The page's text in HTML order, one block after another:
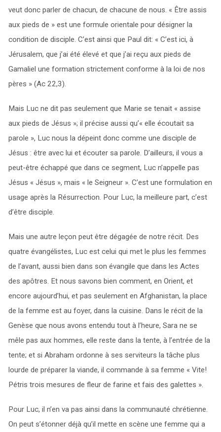
veut donc parler de chacun, de chacune de nous. « Être assis
aux pieds de » est une formule orientale pour désigner la
condition de disciple. C’est ainsi que Paul dit: « C’est ici, à
Jérusalem, que j’ai été élevé et que j’ai reçu aux pieds de
Gamaliel une formation strictement conforme à la loi de nos
pères » (Ac 22,3).
Mais Luc ne dit pas seulement que Marie se tenait « assise
aux pieds de Jésus »; il précise aussi qu’« elle écoutait sa
parole », Luc nous la dépeint donc comme une disciple de
Jésus : être avec lui et écouter sa parole. D’ailleurs, il vous a
peut-être échappé que dans ce segment, Luc n’appelle pas
Jésus « Jésus », mais « le Seigneur ». C’est une formulation en
usage après la Résurrection. Pour Luc, la meilleure part, c’est
d’être disciple.
Mais une autre leçon peut être dégagée de notre récit. Des
quatre évangélistes, Luc est celui qui met le plus les femmes
de l’avant, aussi bien dans son évangile que dans les Actes
des apôtres. Et nous savons bien comment, en Orient, et
encore aujourd’hui, et pas seulement en Afghanistan, la place
de la femme est au foyer, dans la cuisine. Dans le récit de la
Genèse que nous avons entendu tout à l’heure, Sara ne se
mêle pas aux hommes, elle reste dans la tente, à l’entrée de la
tente; et si Abraham ordonne à ses serviteurs la tâche plus
lourde de préparer la viande, il commande à sa femme « Vite!
Pétris trois mesures de fleur de farine et fais des galettes ».
Pour Luc, il n’en va pas ainsi dans la communauté chrétienne.
On peut s’étonner déjà qu’il mette en scène une femme qui a